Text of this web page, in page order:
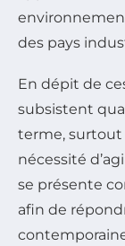
des pays
En dépit de
subsistent
terme, surtout
nécessité
se présente
afin de